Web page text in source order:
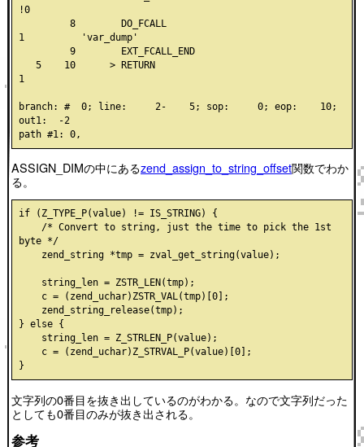
!0
1          'var_dump'
1
branch: #  0; line:     2-    5; sop:     0; eop:    10;
out1:  -2
ASSIGN_DIMの中にあるzend_assign_to_string_offset関数でわか
る。
if (Z_TYPE_P(value) != IS_STRING) {
byte */
} else {
文字列の0番目を抜き出しているのがわかる。なので文字列だった
としても0番目のみが抜き出される。
参考